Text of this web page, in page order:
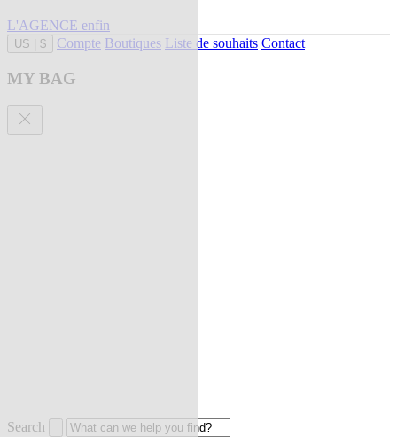
L'AGENCE enfin
US $ Compte Boutiques Liste de souhaits Contact
MY BAG
Search